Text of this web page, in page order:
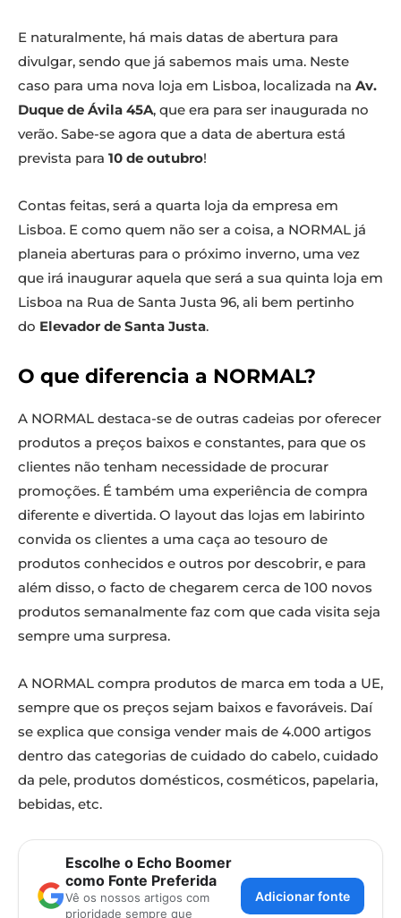
E naturalmente, há mais datas de abertura para
divulgar, sendo que já sabemos mais uma. Neste
caso para uma nova loja em Lisboa, localizada na Av.
Duque de Ávila 45A, que era para ser inaugurada no
verão. Sabe-se agora que a data de abertura está
prevista para 10 de outubro!
Contas feitas, será a quarta loja da empresa em
Lisboa. E como quem não ser a coisa, a NORMAL já
planeia aberturas para o próximo inverno, uma vez
que irá inaugurar aquela que será a sua quinta loja em
Lisboa na Rua de Santa Justa 96, ali bem pertinho
do Elevador de Santa Justa.
O que diferencia a NORMAL?
A NORMAL destaca-se de outras cadeias por oferecer
produtos a preços baixos e constantes, para que os
clientes não tenham necessidade de procurar
promoções. É também uma experiência de compra
diferente e divertida. O layout das lojas em labirinto
convida os clientes a uma caça ao tesouro de
produtos conhecidos e outros por descobrir, e para
além disso, o facto de chegarem cerca de 100 novos
produtos semanalmente faz com que cada visita seja
sempre uma surpresa.
A NORMAL compra produtos de marca em toda a UE,
sempre que os preços sejam baixos e favoráveis. Daí
se explica que consiga vender mais de 4.000 artigos
dentro das categorias de cuidado do cabelo, cuidado
da pele, produtos domésticos, cosméticos, papelaria,
bebidas, etc.
Escolhe o Echo Boomer
como Fonte Preferida
Vê os nossos artigos com
prioridade sempre que
Adicionar fonte